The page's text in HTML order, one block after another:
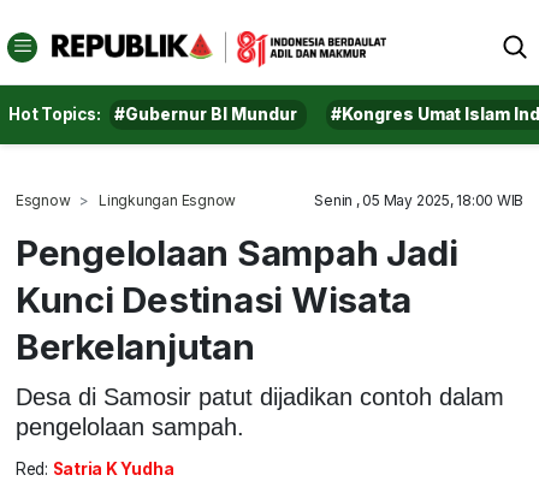
Hot Topics: #Gubernur BI Mundur #Kongres Umat Islam
Esgnow Lingkungan Esgnow Senin , 05 May 2025, 18:00 WIB
Pengelolaan Sampah Jadi
Kunci Destinasi Wisata
Berkelanjutan
Desa di Samosir patut dijadikan contoh dalam
pengelolaan sampah.
Red: Satria K Yudha